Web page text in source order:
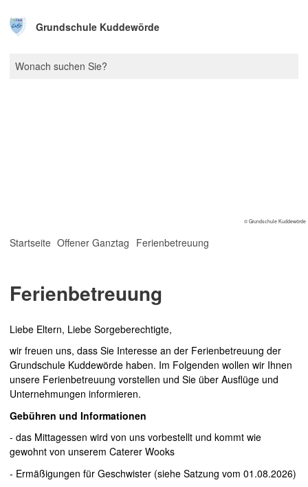
Grundschule Kuddewörde
© Grundschule Kuddewörde
Startseite Offener Ganztag Ferienbetreuung
Ferienbetreuung
Liebe Eltern, Liebe Sorgeberechtigte,
wir freuen uns, dass Sie Interesse an der Ferienbetreuung der
Grundschule Kuddewörde haben. Im Folgenden wollen wir Ihnen
unsere Ferienbetreuung vorstellen und Sie über Ausflüge und
Unternehmungen informieren.
Gebühren und Informationen
- das Mittagessen wird von uns vorbestellt und kommt wie
gewohnt von unserem Caterer Wooks
- Ermäßigungen für Geschwister (siehe Satzung vom 01.08.2026)